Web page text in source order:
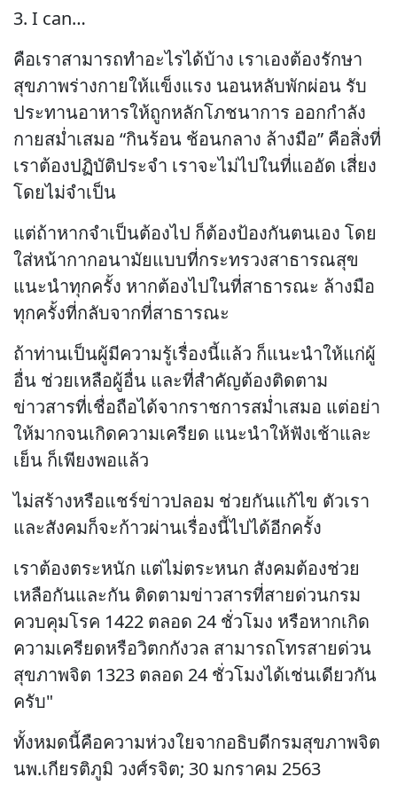
3. I can…
คือเราสามารถทำอะไรได้บ้าง เราเองต้องรักษา
สุขภาพร่างกายให้แข็งแรง นอนหลับพักผ่อน รับ
ประทานอาหารให้ถูกหลักโภชนาการ ออกกำลัง
กายสม่ำเสมอ “กินร้อน ช้อนกลาง ล้างมือ” คือสิ่งที่
เราต้องปฏิบัติประจำ เราจะไม่ไปในที่แออัด เสี่ยง
โดยไม่จำเป็น
แต่ถ้าหากจำเป็นต้องไป ก็ต้องป้องกันตนเอง โดย
ใส่หน้ากากอนามัยแบบที่กระทรวงสาธารณสุข
แนะนำทุกครั้ง หากต้องไปในที่สาธารณะ ล้างมือ
ทุกครั้งที่กลับจากที่สาธารณะ
ถ้าท่านเป็นผู้มีความรู้เรื่องนี้แล้ว ก็แนะนำให้แก่ผู้
อื่น ช่วยเหลือผู้อื่น และที่สำคัญต้องติดตาม
ข่าวสารที่เชื่อถือได้จากราชการสม่ำเสมอ แต่อย่า
ให้มากจนเกิดความเครียด แนะนำให้ฟังเช้าและ
เย็น ก็เพียงพอแล้ว
ไม่สร้างหรือแชร์ข่าวปลอม ช่วยกันแก้ไข ตัวเรา
และสังคมก็จะก้าวผ่านเรื่องนี้ไปได้อีกครั้ง
เราต้องตระหนัก แต่ไม่ตระหนก สังคมต้องช่วย
เหลือกันและกัน ติดตามข่าวสารที่สายด่วนกรม
ควบคุมโรค 1422 ตลอด 24 ชั่วโมง หรือหากเกิด
ความเครียดหรือวิตกกังวล สามารถโทรสายด่วน
สุขภาพจิต 1323 ตลอด 24 ชั่วโมงได้เช่นเดียวกัน
ครับ"
ทั้งหมดนี้คือความห่วงใยจากอธิบดีกรมสุขภาพจิต
นพ.เกียรติภูมิ วงศ์รจิต; 30 มกราคม 2563